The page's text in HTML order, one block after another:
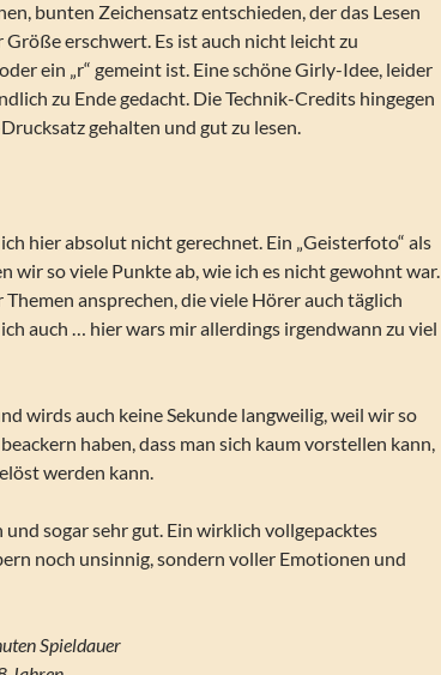
bunten Zeichensatz entschieden, der das Lesen
erschwert. Es ist auch nicht leicht zu
ein „r“ gemeint ist. Eine schöne Girly-Idee, leider
zu Ende gedacht. Die Technik-Credits hingegen
gehalten und gut zu lesen.
hier absolut nicht gerechnet. Ein „Geisterfoto“ als
wir so viele Punkte ab, wie ich es nicht gewohnt war.
ansprechen, die viele Hörer auch täglich
auch … hier wars mir allerdings irgendwann zu viel
wirds auch keine Sekunde langweilig, weil wir so
haben, dass man sich kaum vorstellen kann,
werden kann.
und sogar sehr gut. Ein wirklich vollgepacktes
noch unsinnig, sondern voller Emotionen und
Spieldauer